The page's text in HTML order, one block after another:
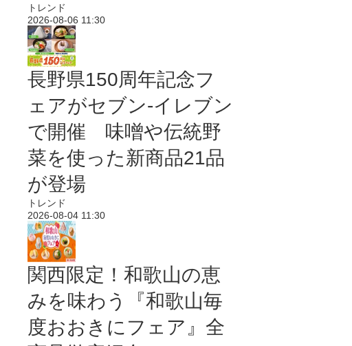
トレンド
2026-08-06 11:30
長野県150周年記念フ
ェアがセブン-イレブン
で開催 味噌や伝統野
菜を使った新商品21品
が登場
トレンド
2026-08-04 11:30
関西限定！和歌山の恵
みを味わう『和歌山毎
度おおきにフェア』全